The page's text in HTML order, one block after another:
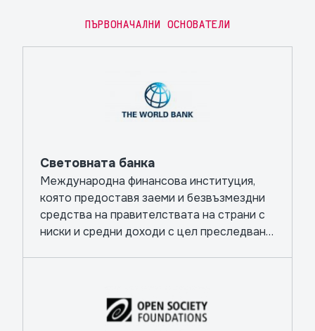
ПЪРВОНАЧАЛНИ ОСНОВАТЕЛИ
Световната банка
Международна финансова институция,
която предоставя заеми и безвъзмездни
средства на правителствата на страни с
ниски и средни доходи с цел преследване